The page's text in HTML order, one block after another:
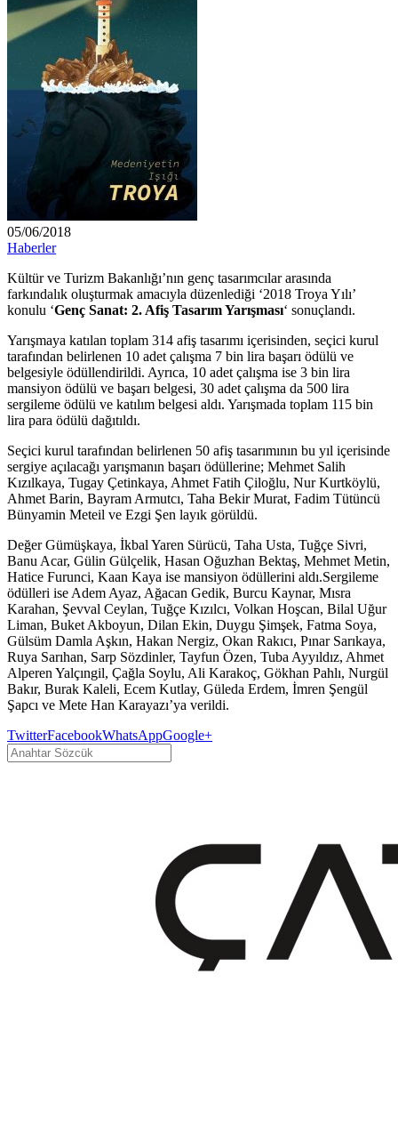
05/06/2018
Haberler
Kültür ve Turizm Bakanlığı’nın genç tasarımcılar arasında
farkındalık oluşturmak amacıyla düzenlediği ‘2018 Troya Yılı’
konulu ‘Genç Sanat: 2. Afiş Tasarım Yarışması‘ sonuçlandı.
Yarışmaya katılan toplam 314 afiş tasarımı içerisinden, seçici kurul
tarafından belirlenen 10 adet çalışma 7 bin lira başarı ödülü ve
belgesiyle ödüllendirildi. Ayrıca, 10 adet çalışma ise 3 bin lira
mansiyon ödülü ve başarı belgesi, 30 adet çalışma da 500 lira
sergileme ödülü ve katılım belgesi aldı. Yarışmada toplam 115 bin
lira para ödülü dağıtıldı.
Seçici kurul tarafından belirlenen 50 afiş tasarımının bu yıl içerisinde
sergiye açılacağı yarışmanın başarı ödüllerine; Mehmet Salih
Kızılkaya, Tugay Çetinkaya, Ahmet Fatih Çiloğlu, Nur Kurtköylü,
Ahmet Barin, Bayram Armutcı, Taha Bekir Murat, Fadim Tütüncü
Bünyamin Meteil ve Ezgi Şen layık görüldü.
Değer Gümüşkaya, İkbal Yaren Sürücü, Taha Usta, Tuğçe Sivri,
Banu Acar, Gülin Gülçelik, Hasan Oğuzhan Bektaş, Mehmet Metin,
Hatice Furunci, Kaan Kaya ise mansiyon ödüllerini aldı.Sergileme
ödülleri ise Adem Ayaz, Ağacan Gedik, Burcu Kaynar, Mısra
Karahan, Şevval Ceylan, Tuğçe Kızılcı, Volkan Hoşcan, Bilal Uğur
Liman, Buket Akboyun, Dilan Ekin, Duygu Şimşek, Fatma Soya,
Gülsüm Damla Aşkın, Hakan Nergiz, Okan Rakıcı, Pınar Sarıkaya,
Ruya Sarıhan, Sarp Sözdinler, Tayfun Özen, Tuba Ayyıldız, Ahmet
Alperen Yalçıngil, Çağla Soylu, Ali Karakoç, Gökhan Pahlı, Nurgül
Bakır, Burak Kaleli, Ecem Kutlay, Güleda Erdem, İmren Şengül
Şapcı ve Mete Han Karayazı’ya verildi.
TwitterFacebookWhatsAppGoogle+